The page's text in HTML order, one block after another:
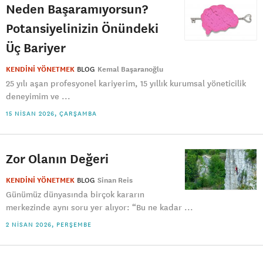
Neden Başaramıyorsun?
Potansiyelinizin Önündeki
Üç Bariyer
KENDİNİ YÖNETMEK BLOG Kemal Başaranoğlu
25 yılı aşan profesyonel kariyerim, 15 yıllık kurumsal yöneticilik
deneyimim ve ...
15 NISAN 2026, ÇARŞAMBA
Zor Olanın Değeri
KENDİNİ YÖNETMEK BLOG Sinan Reis
Günümüz dünyasında birçok kararın
merkezinde aynı soru yer alıyor: “Bu ne kadar ...
2 NISAN 2026, PERŞEMBE